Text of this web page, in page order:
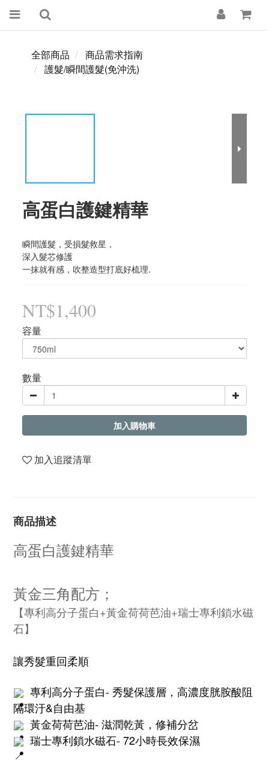
全部商品
商品需求指南
護髮/瞬間護髮(免沖洗)
高蛋白護鍵精華
瞬間護髮，受損髮救星，
深入髮芯修護
一抹就有感，吹整造型打底好梳理.
NT$1,400
容量
數量
加入購物車
加入追蹤清單
商品描述
高蛋白護鍵精華
黃金三角配方；
【專利高分子蛋白+黃金荷荷芭油+瑞士專利鎖水磁
石】
讓秀髮重回柔順
  專利高分子蛋白- 秀髮保護層，
高濃度胱胺酸阻
隔環汙&自由基
  黃金荷荷芭油- 滋潤乾黃，修補分岔
  瑞士專利鎖水磁石- 72小時長效保濕